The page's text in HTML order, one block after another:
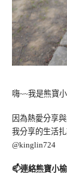
嗨~~我是熊寶
因為熱愛分享
我分享的生活
@kinglin724
📫連絡熊寶小榆